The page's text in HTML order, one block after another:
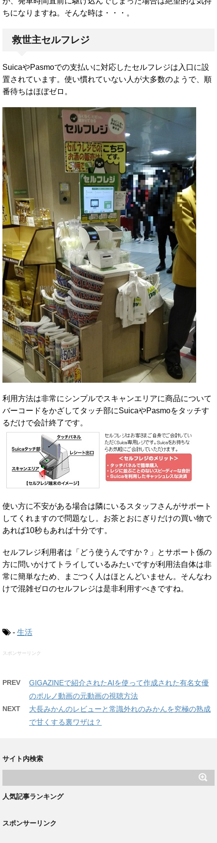
ちになりますね。そんな時は・・・。
救世主セルフレジ
SuicaやPasmoでの支払いに対応したセルフレジは入口に設
置されています。使い慣れていない人が大多数のようで、順
番待ちはほぼゼロ。
利用方法は非常にシンプルでスキャンエリアに商品について
バーコードをかざしてタッチ部にSuicaやPasmoをタッチす
るだけで会計終了です。
使い方に不安がある場合は隣にいるスタッフさんがサポート
してくれますので問題なし。お茶とおにぎりだけの買い物で
あれば10秒もあれば十分です。
セルフレジ利用者は「どう使うんですか？」とサポート係の
方に問いかけてトライしているみたいですが利用法自体は非
常に簡単なため、まごつく人はほとんどいません。そんなわ
けで混雑ゼロのセルフレジは是非利用すべきですね。
- 生活
スポンサーリンク
PREV
GIGAZINEで紹介されたAIを使って作成された有名女優
のポルノ動画の元動画の視聴方法
NEXT
大長みかんのレビューと常識外れのみかんを究極の熟成
で甘くする裏ワザは？
サイト内検索
人気記事ランキング
スポンサーリンク